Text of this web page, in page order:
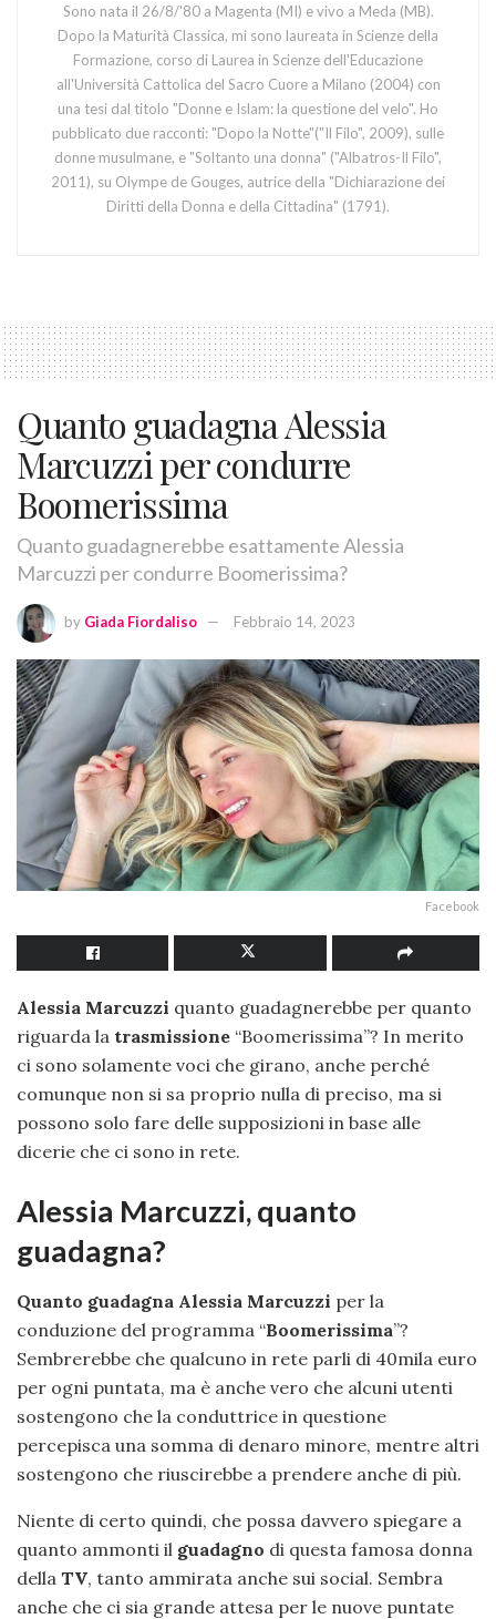
Sono nata il 26/8/'80 a Magenta (MI) e vivo a Meda (MB).
Dopo la Maturità Classica, mi sono laureata in Scienze della
Formazione, corso di Laurea in Scienze dell'Educazione
all'Università Cattolica del Sacro Cuore a Milano (2004) con
una tesi dal titolo "Donne e Islam: la questione del velo". Ho
pubblicato due racconti: "Dopo la Notte"("Il Filo", 2009), sulle
donne musulmane, e "Soltanto una donna" ("Albatros-Il Filo",
2011), su Olympe de Gouges, autrice della "Dichiarazione dei
Diritti della Donna e della Cittadina" (1791).
Quanto guadagna Alessia
Marcuzzi per condurre
Boomerissima
Quanto guadagnerebbe esattamente Alessia
Marcuzzi per condurre Boomerissima?
by Giada Fiordaliso Febbraio 14, 2023
Facebook
Alessia Marcuzzi quanto guadagnerebbe per quanto
riguarda la trasmissione “Boomerissima”? In merito
ci sono solamente voci che girano, anche perché
comunque non si sa proprio nulla di preciso, ma si
possono solo fare delle supposizioni in base alle
dicerie che ci sono in rete.
Alessia Marcuzzi, quanto
guadagna?
Quanto guadagna Alessia Marcuzzi per la
conduzione del programma “Boomerissima”?
Sembrerebbe che qualcuno in rete parli di 40mila euro
per ogni puntata, ma è anche vero che alcuni utenti
sostengono che la conduttrice in questione
percepisca una somma di denaro minore, mentre altri
sostengono che riuscirebbe a prendere anche di più.
Niente di certo quindi, che possa davvero spiegare a
quanto ammonti il guadagno di questa famosa donna
della TV, tanto ammirata anche sui social. Sembra
anche che ci sia grande attesa per le nuove puntate